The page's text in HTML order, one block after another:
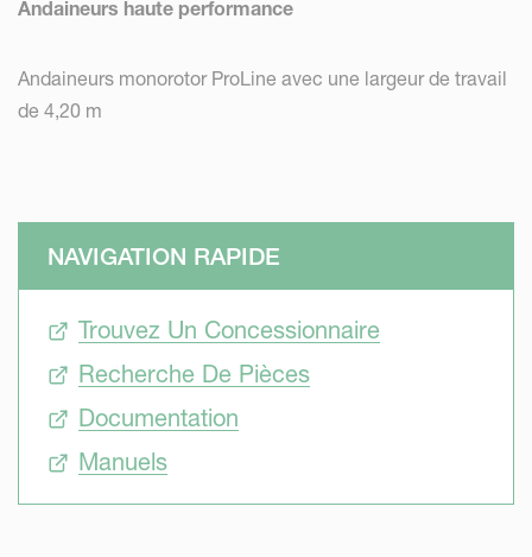
Andaineurs haute performance
Andaineurs monorotor ProLine avec une largeur de travail
de 4,20 m
NAVIGATION RAPIDE
Trouvez Un Concessionnaire
Recherche De Pièces
Documentation
Manuels